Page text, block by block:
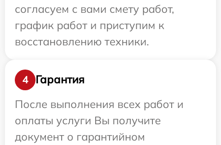
согласуем с вами смету работ,
график работ и приступим к
восстановлению техники.
4
Гарантия
После выполнения всех работ и
оплаты услуги Вы получите
документ о гарантийном